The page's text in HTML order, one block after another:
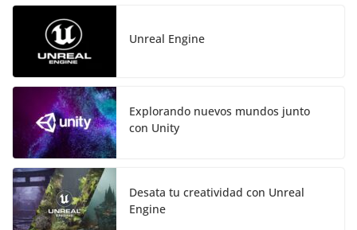
Unreal Engine
Explorando nuevos mundos junto
con Unity
Desata tu creatividad con Unreal
Engine